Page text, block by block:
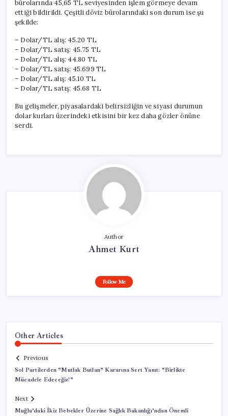
bürolarında 45,65 TL seviyesinden işlem görmeye devam
ettiği bildirildi. Çeşitli döviz bürolarındaki son durum ise şu
şekilde:
– Dolar/TL alış: 45.20 TL
– Dolar/TL satış: 45.75 TL
– Dolar/TL alış: 44.80 TL
– Dolar/TL satış: 45.699 TL
– Dolar/TL alış: 45.10 TL
– Dolar/TL satış: 45.68 TL
Bu gelişmeler, piyasalardaki belirsizliğin ve siyasi durumun
dolar kurları üzerindeki etkisini bir kez daha gözler önüne
serdi.
Author
Ahmet Kurt
Follow Me
Other Articles
Previous
Sol Partilerden “Mutlak Butlan” Kararına Sert Yanıt: “Birlikte
Mücadele Edeceğiz!”
Next
Muğla’daki İkiz Bebekler Üzerine Sağlık Bakanlığı’ndan Önemli